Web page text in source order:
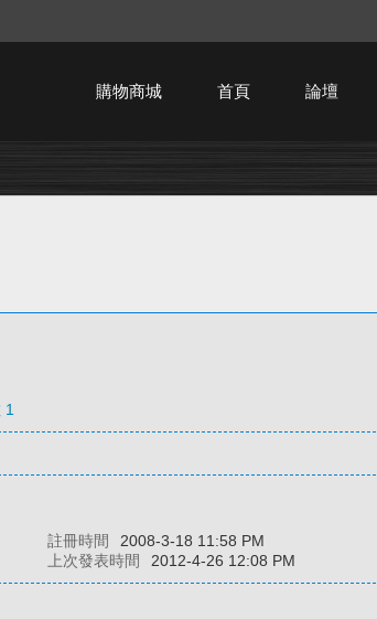
購物商城 首頁 論壇
1
註冊時間 2008-3-18 11:58 PM
上次發表時間 2012-4-26 12:08 PM